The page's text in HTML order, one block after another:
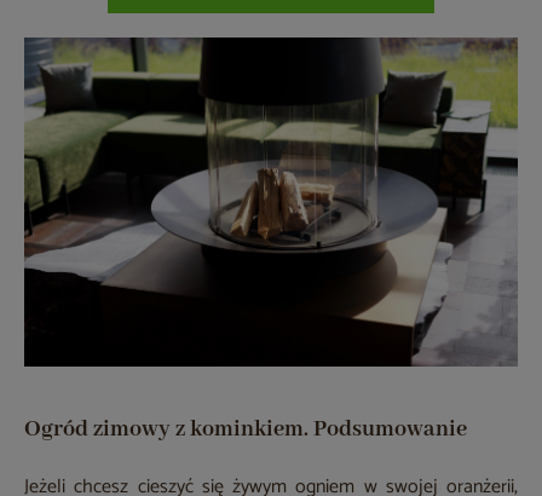
Ogród zimowy z kominkiem. Podsumowanie
Jeżeli chcesz cieszyć się żywym ogniem w swojej oranżerii,